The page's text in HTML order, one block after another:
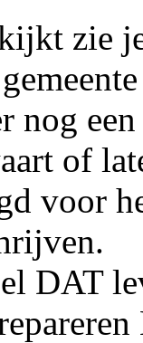
zie
nog
of
voor
DAT